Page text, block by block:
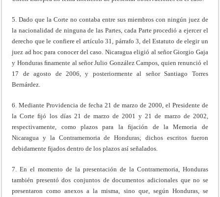
5. Dado que la Corte no contaba entre sus miembros con ningún juez de
la nacionalidad de ninguna de las Partes, cada Parte procedió a ejercer el
derecho que le confiere el artículo 31, párrafo 3, del Estatuto de elegir un
juez ad hoc para conocer del caso. Nicaragua eligió al señor Giorgio Gaja
y Honduras ﬁnamente al señor Julio González Campos, quien renunció el
17 de agosto de 2006, y posteriormente al señor Santiago Torres
Bernárdez.
6. Mediante Providencia de fecha 21 de marzo de 2000, el Presidente de
la Corte ﬁjó los días 21 de marzo de 2001 y 21 de marzo de 2002,
respectivamente, como plazos para la ﬁjación de la Memoria de
Nicaragua y la Contramemoria de Honduras; dichos escritos fueron
debidamente ﬁjados dentro de los plazos así señalados.
7. En el momento de la presentación de la Contramemoria, Honduras
también presentó dos conjuntos de documentos adicionales que no se
presentaron como anexos a la misma, sino que, según Honduras, se